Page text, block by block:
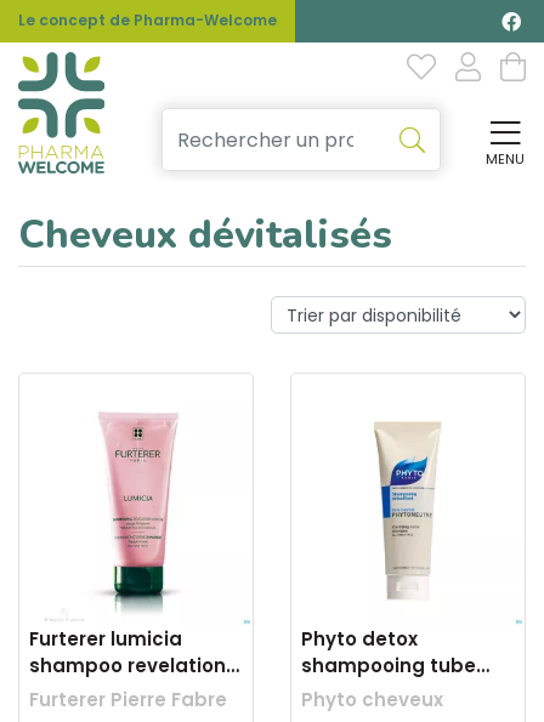
Le concept de Pharma-Welcome
MENU
Cheveux dévitalisés
Furterer lumicia
shampoo revelation
lumiere 200ml
Furterer Pierre Fabre
Phyto detox
shampooing tube
125ml
Phyto cheveux